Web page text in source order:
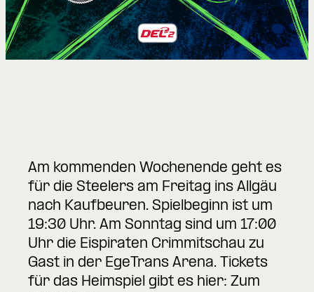
Am kommenden Wochenende geht es
für die Steelers am Freitag ins Allgäu
nach Kaufbeuren. Spielbeginn ist um
19:30 Uhr. Am Sonntag sind um 17:00
Uhr die Eispiraten Crimmitschau zu
Gast in der EgeTrans Arena. Tickets
für das Heimspiel gibt es hier: Zum